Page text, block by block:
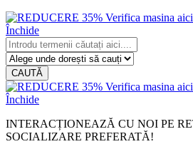
Închide
CAUTĂ
Închide
INTERACȚIONEAZĂ CU NOI PE
SOCIALIZARE PREFERATĂ!